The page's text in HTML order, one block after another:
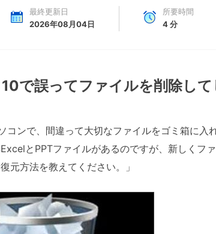
最終更新日
2026年08月04日
所要時間
4分
で誤ってファイルを削除して
コンで、間違って大切なファイルをゴミ箱に
とPPTファイルがあるのですが、新しくフ
元方法を教えてください。」